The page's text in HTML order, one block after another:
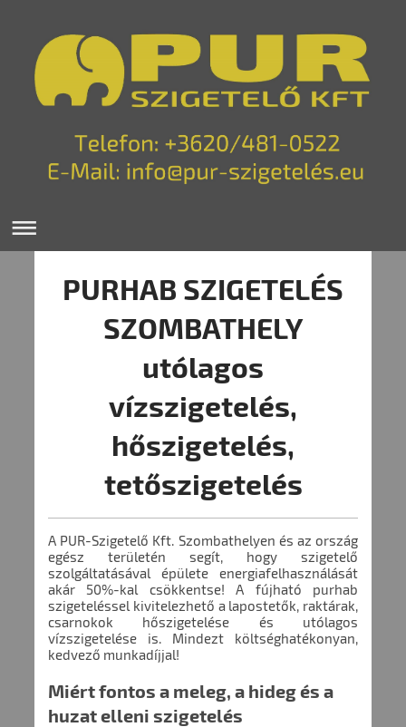
PURHAB SZIGETELÉS
SZOMBATHELY
utólagos
vízszigetelés,
hőszigetelés,
tetőszigetelés
A PUR-Szigetelő Kft. Szombathelyen és az ország
egész területén segít, hogy szigetelő
szolgáltatásával épülete energiafelhasználását
akár 50%-kal csökkentse! A fújható purhab
szigeteléssel kivitelezhető a lapostetők, raktárak,
csarnokok hőszigetelése és utólagos
vízszigetelése is. Mindezt költséghatékonyan,
kedvező munkadíjjal!
Miért fontos a meleg, a hideg és a
huzat elleni szigetelés